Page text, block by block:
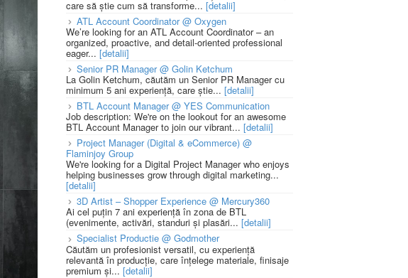
care să știe cum să transforme... [detalii]
ATL Account Coordinator @ Oxygen
We’re looking for an ATL Account Coordinator – an
organized, proactive, and detail-oriented professional
eager... [detalii]
Senior PR Manager @ Golin Ketchum
La Golin Ketchum, căutăm un Senior PR Manager cu
minimum 5 ani experiență, care știe... [detalii]
BTL Account Manager @ YES Communication
Job description: We're on the lookout for an awesome
BTL Account Manager to join our vibrant... [detalii]
Project Manager (Digital & eCommerce) @
Flaminjoy Group
We're looking for a Digital Project Manager who enjoys
helping businesses grow through digital marketing...
[detalii]
3D Artist – Shopper Experience @ Mercury360
Ai cel puțin 7 ani experiență în zona de BTL
(evenimente, activări, standuri și plasări... [detalii]
Specialist Productie @ Godmother
Căutăm un profesionist versatil, cu experiență
relevantă în producție, care înțelege materiale, finisaje
premium și... [detalii]